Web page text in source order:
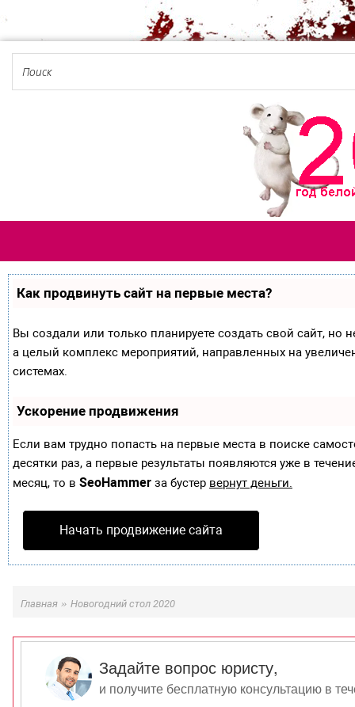
Как продвинуть сайт на первые места?
Вы создали или только планируете создать свой сайт, но
а целый комплекс мероприятий, направленных на
системах.
Ускорение продвижения
Если вам трудно попасть на первые места в поиске
десятки раз, а первые результаты появляются уже в
месяц, то в SeoHammer за бустер вернут деньги.
Начать продвижение сайта
Главная » Новогодний стол 2020